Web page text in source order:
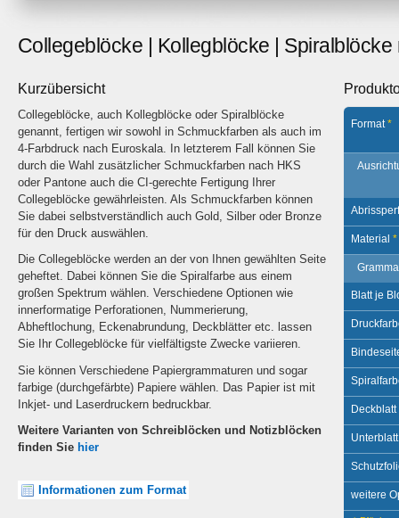
Collegeblöcke | Kollegblöcke |
Kurzübersicht
Collegeblöcke, auch Kollegblöcke oder Spiralblöcke
genannt, fertigen wir sowohl in Schmuckfarben als auch im
4-Farbdruck nach Euroskala. In letzterem Fall können Sie
durch die Wahl zusätzlicher Schmuckfarben nach HKS
oder Pantone auch die CI-gerechte Fertigung Ihrer
Collegeblöcke gewährleisten. Als Schmuckfarben können
Sie dabei selbstverständlich auch Gold, Silber oder Bronze
für den Druck auswählen.
Die Collegeblöcke werden an der von Ihnen gewählten Seite
geheftet. Dabei können Sie die Spiralfarbe aus einem
großen Spektrum wählen. Verschiedene Optionen wie
innerformatige Perforationen, Nummerierung,
Abheftlochung, Eckenabrundung, Deckblätter etc. lassen
Sie Ihr Collegeblöcke für vielfältigste Zwecke variieren.
Sie können Verschiedene Papiergrammaturen und sogar
farbige (durchgefärbte) Papiere wählen. Das Papier ist mit
Inkjet- und Laserdruckern bedruckbar.
Weitere Varianten von Schreiblöcken und Notizblöcken
finden Sie hier
Informationen zum Format
Format *
Material *
Blatt je
Deckblatt
weitere